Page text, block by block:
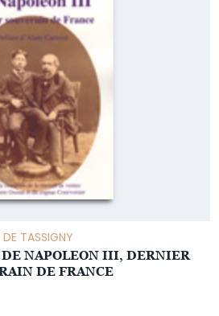
DE TASSIGNY
DE NAPOLEON III, DERNIER
DE FRANCE